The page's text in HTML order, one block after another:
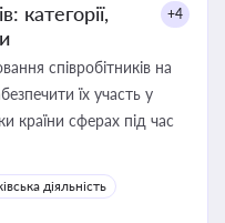
категорії,
+4
співробітників на
їх участь у
країни сферах під час
діяльність